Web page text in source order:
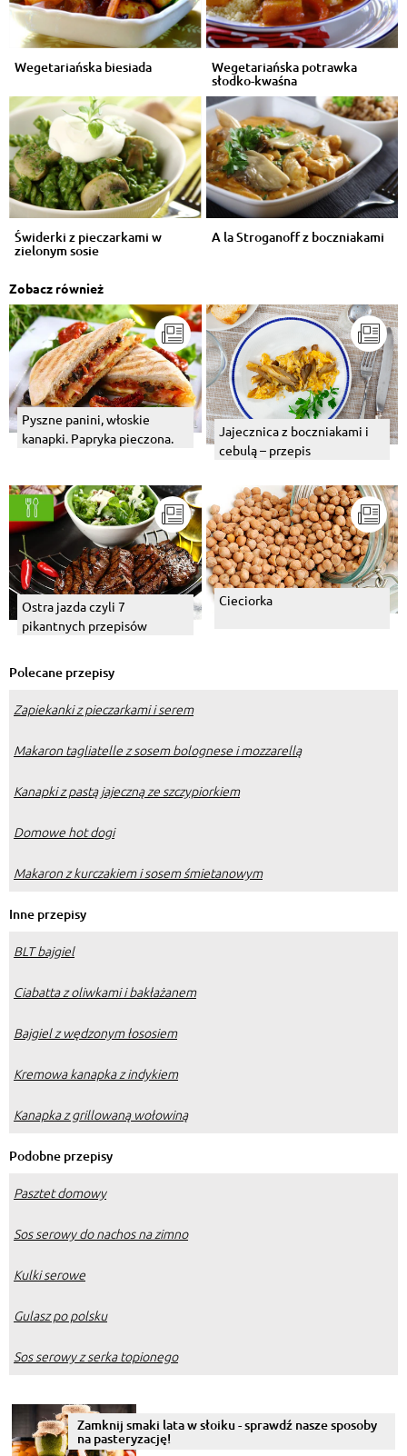
Wegetariańska biesiada Wegetariańska potrawka
słodko-kwaśna
Świderki z pieczarkami w
zielonym sosie
A la Stroganoff z boczniakami
Zobacz również
Pyszne panini, włoskie
kanapki. Papryka pieczona.
Jajecznica z boczniakami i
cebulą – przepis
Ostra jazda czyli 7
pikantnych przepisów
Cieciorka
Polecane przepisy
Zapiekanki z pieczarkami i serem
Makaron tagliatelle z sosem bolognese i mozzarellą
Kanapki z pastą jajeczną ze szczypiorkiem
Domowe hot dogi
Makaron z kurczakiem i sosem śmietanowym
Inne przepisy
BLT bajgiel
Ciabatta z oliwkami i bakłażanem
Bajgiel z wędzonym łososiem
Kremowa kanapka z indykiem
Kanapka z grillowaną wołowiną
Podobne przepisy
Pasztet domowy
Sos serowy do nachos na zimno
Kulki serowe
Gulasz po polsku
Sos serowy z serka topionego
Zamknij smaki lata w słoiku - sprawdź nasze sposoby
na pasteryzację!